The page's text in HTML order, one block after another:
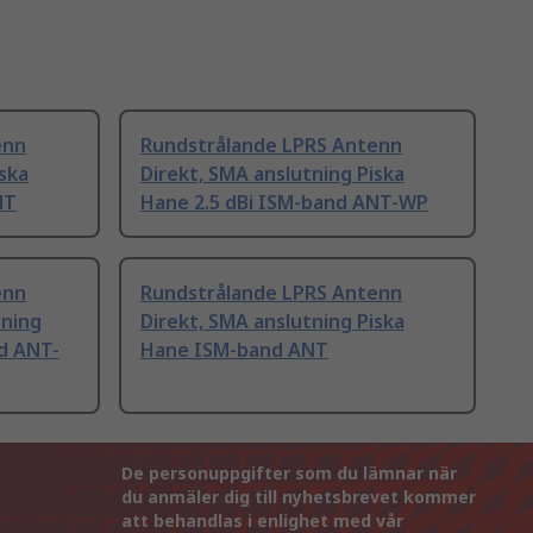
Rundstrålande LPRS Antenn
Direkt, SMA anslutning Piska
Hane 2.5 dBi ISM-band ANT-WP
ANT-
Rundstrålande LPRS Antenn
Direkt, SMA anslutning Piska
Hane ISM-band ANT
De personuppgifter som du lämnar när
du anmäler dig till nyhetsbrevet kommer
att behandlas i enlighet med vår